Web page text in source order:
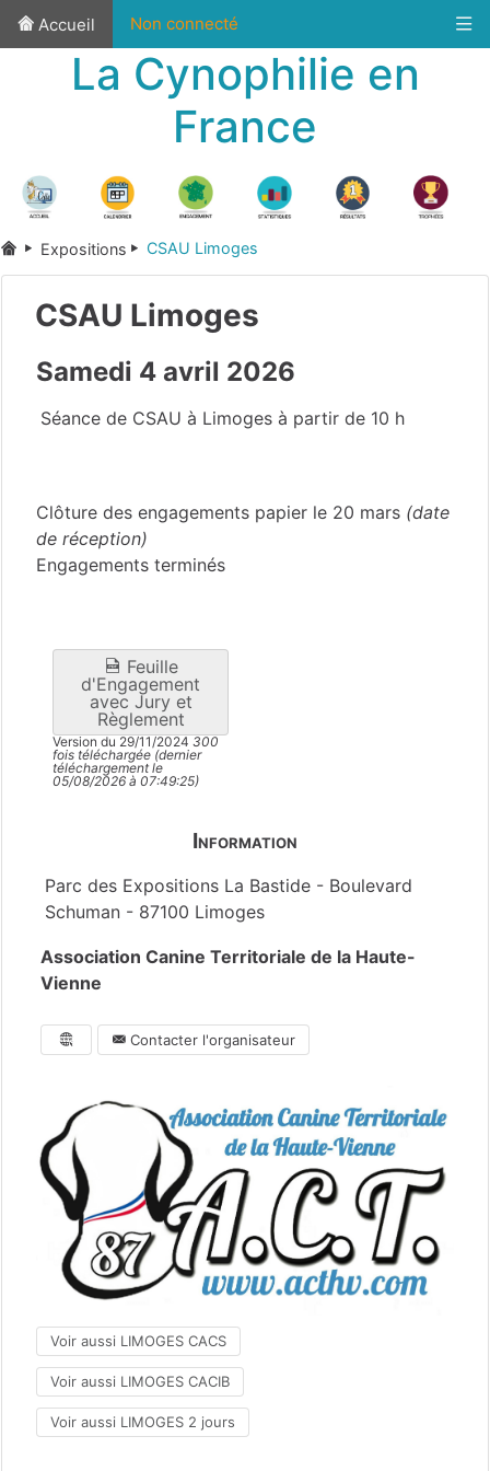
Accueil Non connecté
La Cynophilie en
France
Expositions CSAU Limoges
CSAU Limoges
Samedi 4 avril 2026
Séance de CSAU à Limoges à partir de 10 h
Clôture des engagements papier le 20 mars (date
de réception)
Engagements terminés
Feuille
d'Engagement
avec Jury et
Règlement
Version du 29/11/2024 300
fois téléchargée (dernier
téléchargement le
05/08/2026 à 07:49:25)
Information
Parc des Expositions La Bastide - Boulevard
Schuman - 87100 Limoges
Association Canine Territoriale de la Haute-
Vienne
Contacter l'organisateur
Voir aussi LIMOGES CACS
Voir aussi LIMOGES CACIB
Voir aussi LIMOGES 2 jours